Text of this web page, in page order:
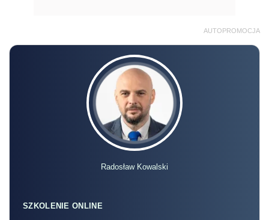
AUTOPROMOCJA
Radosław Kowalski
SZKOLENIE ONLINE